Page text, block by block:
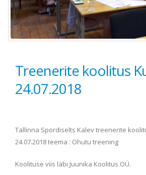
Treenerite koolitus
24.07.2018
Tallinna Spordiselts Kalev treenerite
24.07.2018 teema : Ohutu treening
Koolituse viis läbi Juunika Koolitus OÜ.